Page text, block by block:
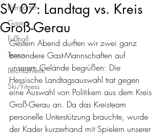
Biergarten
Gastro
Fußball
Tennis
Leichtathletik
Ski/Fitness
SV 07: Landtag vs. Kreis
Groß-Gerau
Gestern Abend durften wir zwei ganz
besondere Gast-Mannschaften auf
unserem Gelände begrüßen: Die
Hessische Landtagsauswahl trat gegen
eine Auswahl von Politikern aus dem Kreis
Groß-Gerau an. Da das Kreisteam
personelle Unterstützung brauchte, wurde
der Kader kurzerhand mit Spielern unserer